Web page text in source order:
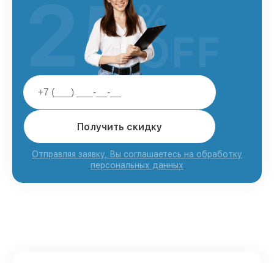
Получить скидку
Отправляя заявку, Вы соглашаетесь на обработку
персональных данных
25%
OFF